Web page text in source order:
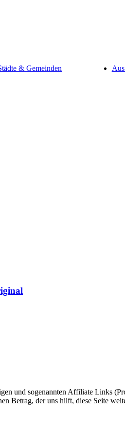
& Gemeinden
und sogenannten Affiliate Links
Betrag, der uns hilft, diese Seite